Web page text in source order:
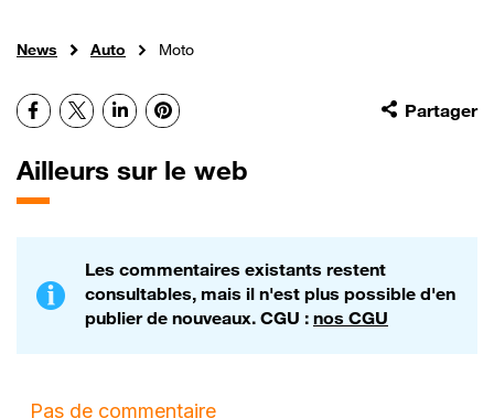
News Auto Moto
Partager
Facebook
X LinkedInPinterest
Ailleurs sur le web
Les commentaires existants restent
consultables, mais il n'est plus possible d'en
publier de nouveaux. CGU : nos CGU